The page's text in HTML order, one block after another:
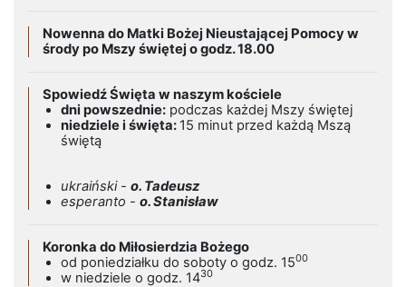
Nowenna do Matki Bożej Nieustającej Pomocy w
środy po Mszy świętej o godz. 18.00
Spowiedź Święta w naszym kościele
dni powszednie: podczas każdej Mszy świętej
niedziele i święta: 15 minut przed każdą Mszą
świętą
ukraiński - o. Tadeusz
esperanto - o. Stanisław
Koronka do Miłosierdzia Bożego
od poniedziałku do soboty o godz. 1500
w niedziele o godz. 1430